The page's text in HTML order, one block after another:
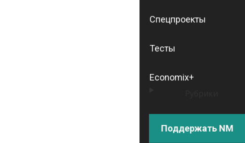
Спецпроекты
Тесты
Economix+
Поддержать NM